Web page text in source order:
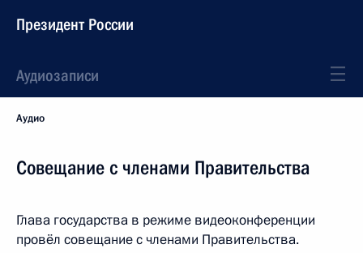
Президент России
Аудиозаписи
Аудио
Совещание с членами Правительства
Глава государства в режиме видеоконференции
провёл совещание с членами Правительства.